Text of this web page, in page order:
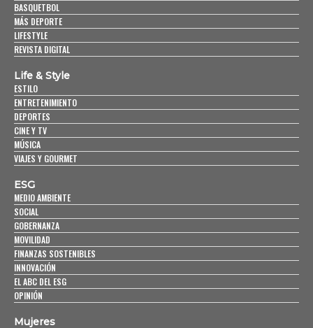
BASQUETBOL
MÁS DEPORTE
LIFESTYLE
REVISTA DIGITAL
Life & Style
ESTILO
ENTRETENIMIENTO
DEPORTES
CINE Y TV
MÚSICA
VIAJES Y GOURMET
ESG
MEDIO AMBIENTE
SOCIAL
GOBERNANZA
MOVILIDAD
FINANZAS SOSTENIBLES
INNOVACIÓN
EL ABC DEL ESG
OPINIÓN
Mujeres